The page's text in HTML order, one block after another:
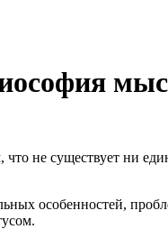
что не существует ни
особенностей,